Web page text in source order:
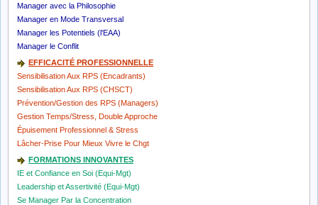
Manager avec la Philosophie
Manager en Mode Transversal
Manager les Potentiels (l'EAA)
Manager le Conflit
EFFICACITÉ PROFESSIONNELLE
Sensibilisation Aux RPS (Encadrants)
Sensibilisation Aux RPS (CHSCT)
Prévention/Gestion des RPS (Managers)
Gestion Temps/Stress, Double Approche
Épuisement Professionnel & Stress
Lâcher-Prise Pour Mieux Vivre le Chgt
FORMATIONS INNOVANTES
IE et Confiance en Soi (Equi-Mgt)
Leadership et Assertivité (Equi-Mgt)
Se Manager Par la Concentration